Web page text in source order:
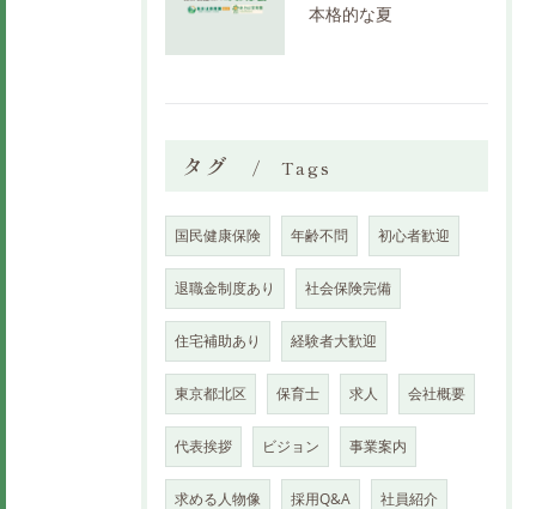
本格的な夏
タグ Tags
国民健康保険 年齢不問 初心者歓迎
退職金制度あり 社会保険完備
住宅補助あり 経験者大歓迎
東京都北区 保育士 求人 会社概要
代表挨拶 ビジョン 事業案内
求める人物像 採用Q&A 社員紹介